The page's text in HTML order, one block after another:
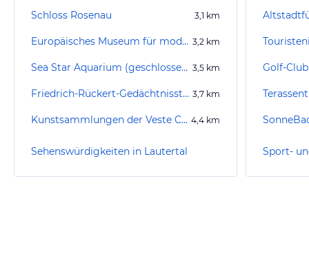
Schloss Rosenau 3,1 km
Europäisches Museum für modernes Glas 3,2 km
Sea Star Aquarium (geschlossen) 3,5 km
Friedrich-Rückert-Gedächtnisstätte 3,7 km
Kunstsammlungen der Veste Coburg 4,4 km
Sehenswürdigkeiten in Lautertal